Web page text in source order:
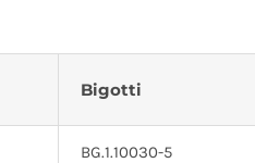
Bigotti
BG.1.10030-5